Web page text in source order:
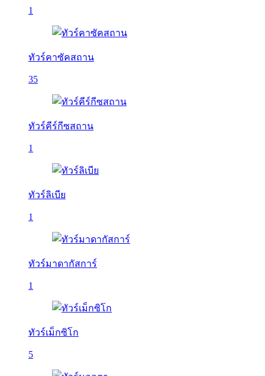
1
ทัวร์คาซัคสถาน
35
ทัวร์คีร์กีซสถาน
1
ทัวร์ลิเบีย
1
ทัวร์มาดากัสการ์
1
ทัวร์เม็กซิโก
5